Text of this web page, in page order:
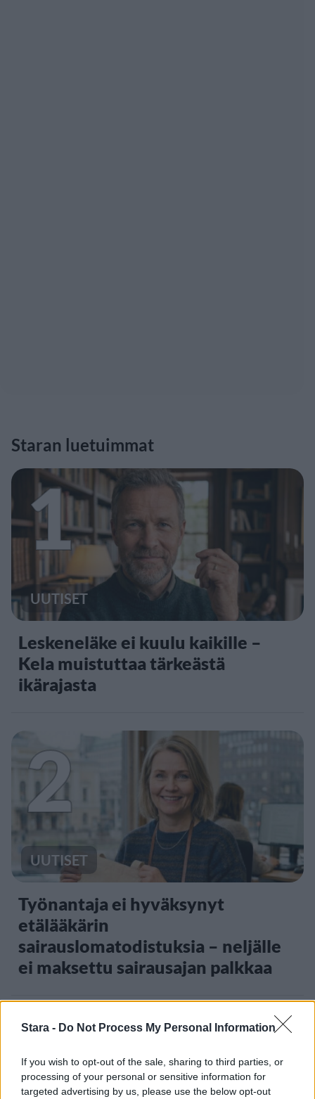
Stara - Do Not Process My Personal Information
If you wish to opt-out of the sale, sharing to third parties, or
processing of your personal or sensitive information for
targeted advertising by us, please use the below opt-out
Staran luetuimmat
1
UUTISET
Leskeneläke ei kuulu kaikille –
Kela muistuttaa tärkeästä
ikärajasta
2
UUTISET
Työnantaja ei hyväksynyt
etälääkärin
sairauslomatodistuksia – neljälle
ei maksettu sairausajan palkkaa
3